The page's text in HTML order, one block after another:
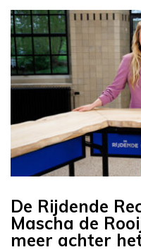
De Rijdende
Mascha de
meer achter